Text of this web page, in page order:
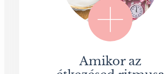
Amikor az